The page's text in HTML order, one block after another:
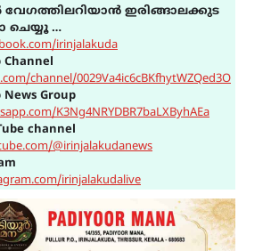
ഇരിങ്ങാലക്കുട
…
irinjalakuda
Channel
channel/0029Va4ic6cBKfhytWZQed3O
Group
K3Ng4NRYDBR7baLXByhAEa
channel
@irinjalakudanews
irinjalakudalive